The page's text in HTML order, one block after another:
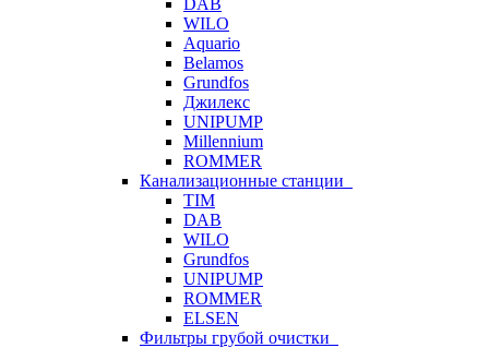
DAB
WILO
Aquario
Belamos
Grundfos
Джилекс
UNIPUMP
Millennium
ROMMER
Канализационные станции
TIM
DAB
WILO
Grundfos
UNIPUMP
ROMMER
ELSEN
Фильтры грубой очистки